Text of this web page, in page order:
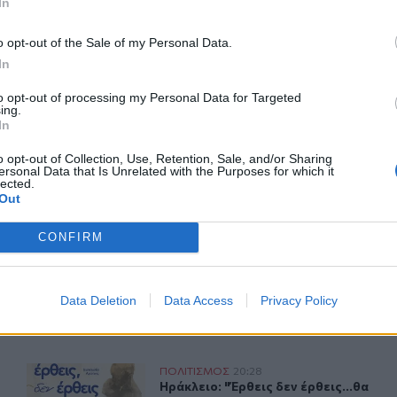
opt-out of the Sale of my Personal Data.
opt-out of processing my Personal Data for Targeted
opt-out of Collection, Use, Retention, Sale, and/or Sharing
Data that Is Unrelated with the Purposes for which it
CONFIRM
Data Deletion Data Access Privacy Policy
Γονέων Κηδεμόνων και Φίλων Ατόμων με Αυτισμό Ρεθύμνου
του CRETALIVE
ΕΊΔΗΣΗ
Ουρανό» στο Γαβαλοχώρι
από τον Κρητικό Ουρανό» στο Γαβαλοχώρι
Ηράκλειο: "Έρθεις δεν έρθεις...θα σ' αγκαλιάζω” -
ΠΟΛΙΤΙΣΜΟΣ 20:28
Ηράκλειο: "Έρθεις δεν
Ηράκλειο: "Έρθεις δεν έρθεις...θα